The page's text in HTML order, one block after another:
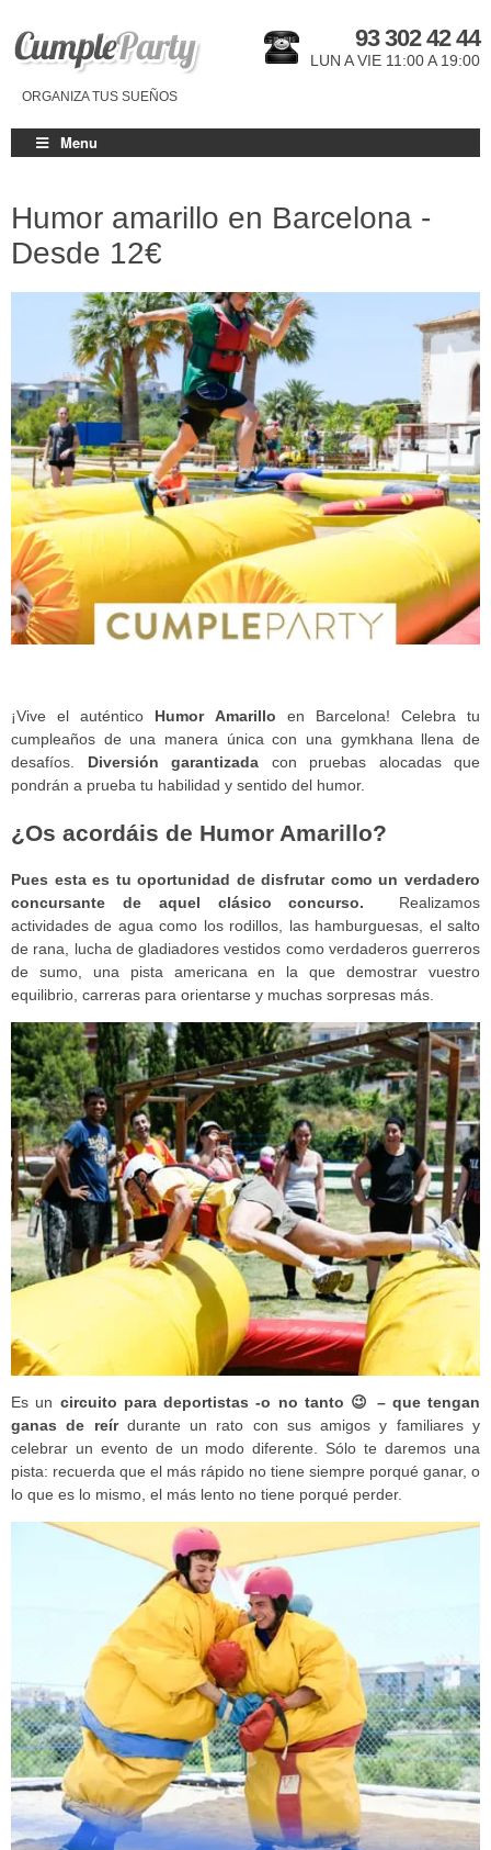
ORGANIZA TUS SUEÑOS
93 302 42 44
LUN A VIE 11:00 A 19:00
Menu
Humor amarillo en Barcelona -
Desde 12€
¡Vive el auténtico Humor Amarillo en Barcelona! Celebra tu
cumpleaños de una manera única con una gymkhana llena de
desafíos. Diversión garantizada con pruebas alocadas que
pondrán a prueba tu habilidad y sentido del humor.
¿Os acordáis de Humor Amarillo?
Pues esta es tu oportunidad de disfrutar como un verdadero
concursante de aquel clásico concurso. Realizamos
actividades de agua como los rodillos, las hamburguesas, el salto
de rana, lucha de gladiadores vestidos como verdaderos guerreros
de sumo, una pista americana en la que demostrar vuestro
equilibrio, carreras para orientarse y muchas sorpresas más.
Es un circuito para deportistas -o no tanto 😉 – que tengan
ganas de reírdurante un rato con sus amigos y familiares y
celebrar un evento de un modo diferente. Sólo te daremos una
pista: recuerda que el más rápido no tiene siempre porqué ganar, o
lo que es lo mismo, el más lento no tiene porqué perder.